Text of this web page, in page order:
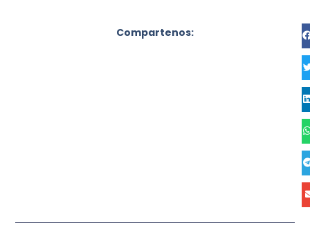
Compartenos: